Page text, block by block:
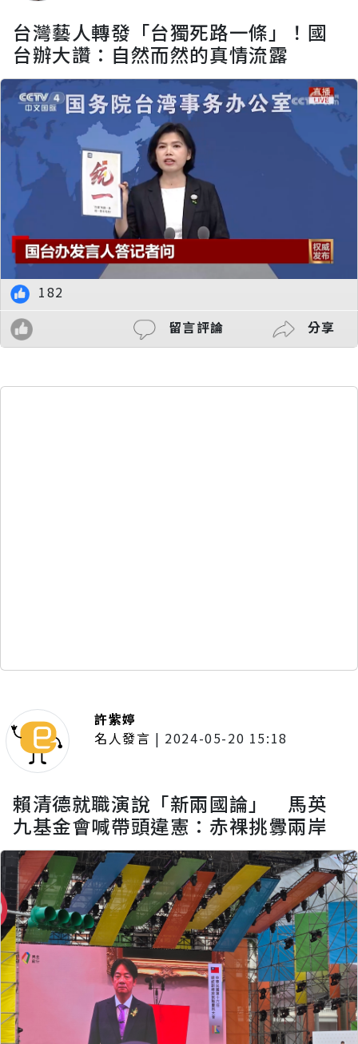
台灣藝人轉發「台獨死路一條」！國
台辦大讚：自然而然的真情流露
182
留言評論
分享
許紫婷
名人發言 | 2024-05-20 15:18
賴清德就職演說「新兩國論」 馬英
九基金會喊帶頭違憲：赤裸挑釁兩岸